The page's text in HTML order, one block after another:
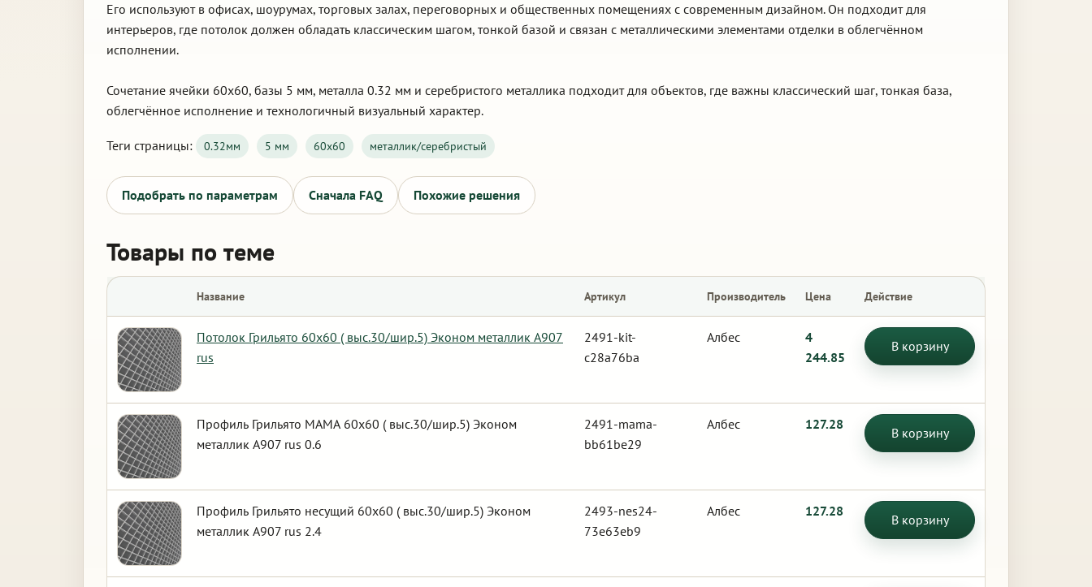
Его используют в офисах, шоурумах, торговых залах, переговорных и общественных помещениях с современным дизайном. Он подходит для
интерьеров, где потолок должен обладать классическим шагом, тонкой базой и связан с металлическими элементами отделки в облегчённом
исполнении.
Сочетание ячейки 60х60, базы 5 мм, металла 0.32 мм и серебристого металлика подходит для объектов, где важны классический шаг, тонкая база,
облегчённое исполнение и технологичный визуальный характер.
Теги страницы: 0.32мм 5 мм 60х60 металлик/серебристый
Подобрать по параметрам Сначала FAQ Похожие решения
Товары по теме
Название Артикул Производитель Цена Действие
Потолок Грильято 60х60 ( выс.30/шир.5) Эконом металлик А907
rus
2491-kit-
c28a76ba
Албес
4
244.85
В корзину
Профиль Грильято МАМА 60х60 ( выс.30/шир.5) Эконом
металлик А907 rus 0.6
2491-mama-
bb61be29
Албес 127.28
В корзину
Профиль Грильято несущий 60х60 ( выс.30/шир.5) Эконом
металлик А907 rus 2.4
2493-nes24-
73e63eb9
Албес 127.28
В корзину